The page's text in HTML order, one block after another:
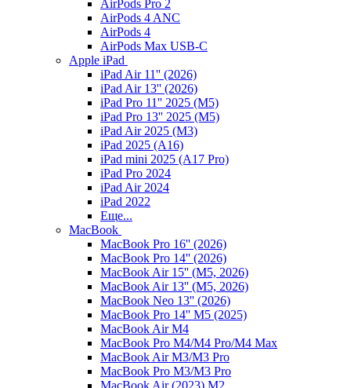
AirPods Pro 2
AirPods 4 ANC
AirPods 4
AirPods Max USB-C
Apple iPad
iPad Air 11'' (2026)
iPad Air 13'' (2026)
iPad Pro 11'' 2025 (M5)
iPad Pro 13'' 2025 (M5)
iPad Air 2025 (M3)
iPad 2025 (A16)
iPad mini 2025 (A17 Pro)
iPad Pro 2024
iPad Air 2024
iPad 2022
Еще...
MacBook
MacBook Pro 16'' (2026)
MacBook Pro 14'' (2026)
MacBook Air 15'' (M5, 2026)
MacBook Air 13'' (M5, 2026)
MacBook Neo 13'' (2026)
MacBook Pro 14'' M5 (2025)
MacBook Air M4
MacBook Pro M4/M4 Pro/M4 Max
MacBook Air M3/M3 Pro
MacBook Pro M3/M3 Pro
MacBook Air (2023) M2